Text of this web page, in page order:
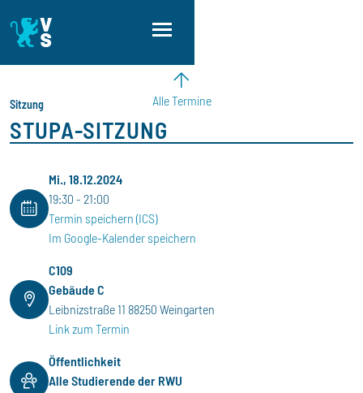
Alle Termine
Sitzung
STUPA-SITZUNG
Mi., 18.12.2024
19:30
21:00
Termin speichern (ICS)
Im Google-Kalender speichern
C109
Gebäude C
Leibnizstraße 11 88250 Weingarten
Link zum Termin
Öffentlichkeit
Alle Studierende der RWU